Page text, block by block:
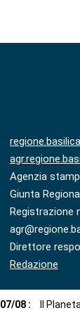
Agenzia
Giunta
Registrazione
Direttore
Redazione
07/08 : Il